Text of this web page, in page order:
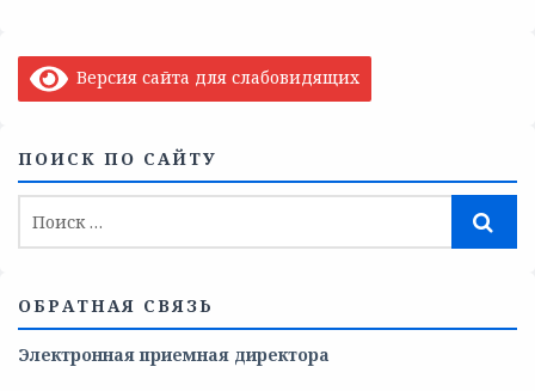
Версия сайта для слабовидящих
ПОИСК ПО САЙТУ
ОБРАТНАЯ СВЯЗЬ
Электронная приемная директора